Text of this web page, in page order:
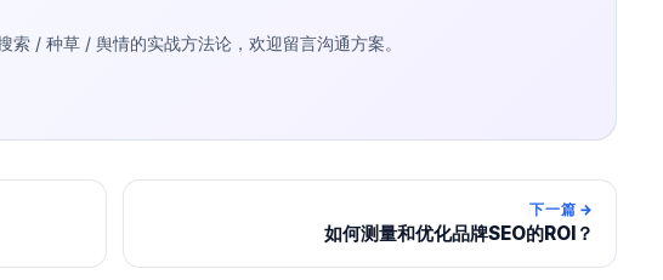
索 / 种草 / 舆情的实战方法论，欢迎留言沟通方案。
下一篇 →
如何测量和优化品牌SEO的ROI？